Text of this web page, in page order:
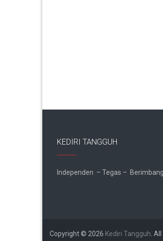
KEDIRI TANGGUH
Independen – Tegas – Berimbang
Copyright © 2026 Kediri Tangguh .